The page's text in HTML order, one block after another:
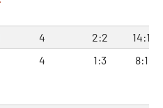
4 2:2
14:10
4 1:3 8:16